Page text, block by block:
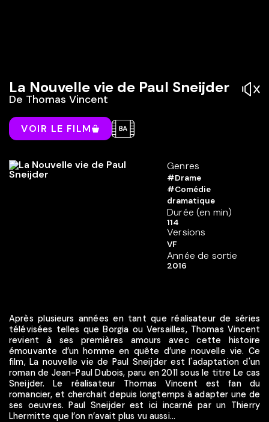
La Nouvelle vie de Paul Sneijder
De Thomas Vincent
VOIR LE FILM
Genres
#Drame
#Comédie
dramatique
Durée (en min)
114
Versions
VF
Année de sortie
2016
Après plusieurs années en tant que réalisateur de séries
télévisées telles que Borgia ou Versailles, Thomas Vincent
revient à ses premières amours avec cette histoire
émouvante d’un homme en quête d’une nouvelle vie. Ce
film, La nouvelle vie de Paul Sneijder est l'adaptation d'un
roman de Jean-Paul Dubois, paru en 2011 sous le titre Le cas
Sneijder. Le réalisateur Thomas Vincent est fan du
romancier, et cherchait depuis longtemps à adapter une de
ses oeuvres. Paul Sneijder est ici incarné par un Thierry
Lhermitte que l’on n’avait plus vu aussi...